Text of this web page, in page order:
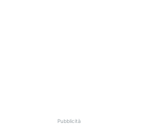
Pubblicità